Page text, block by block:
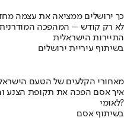
כך ירושלים ממציאה את עצמה
לא רק קודש – המהפכה
התיירות הישראלית
בשיתוף עיריית ירושלים
מאחורי הקלעים של הטעם
לאומי?
בשיתוף אסם